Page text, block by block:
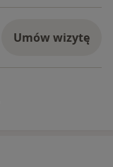
Umów wizytę